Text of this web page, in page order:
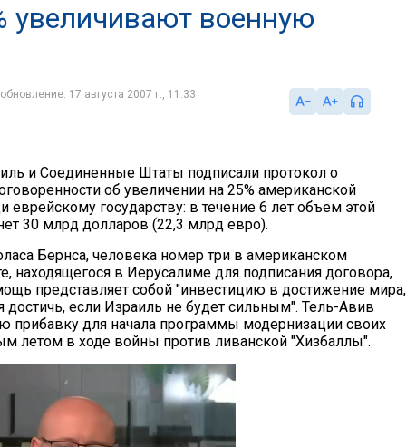
увеличивают военную
17 августа 2007 г., 11:33
и Соединенные Штаты подписали протокол о
об увеличении на 25% американской
еврейскому государству: в течение 6 лет объем этой
30 млрд долларов (22,3 млрд евро).
Бернса, человека номер три в американском
находящегося в Иерусалиме для подписания договора,
представляет собой "инвестицию в достижение мира,
достичь, если Израиль не будет сильным". Тель-Авив
прибавку для начала программы модернизации своих
летом в ходе войны против ливанской "Хизбаллы".